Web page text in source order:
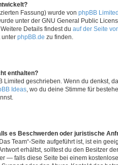
Fassung) wurde von phpBB
unter der GNU General Public
Details findest du auf der Seite
unter phpBB.de zu finden.
enthalten?
Limited geschrieben. Wenn du denkst,
Ideas , wo du deine Stimme für
es Beschwerden oder juristische
Team“-Seite aufgeführt ist, ist ein
erhältst, solltest du den Besitzer
— falls diese Seite bei einem